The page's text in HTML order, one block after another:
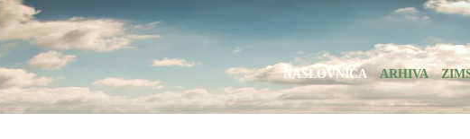
NASLOVNICA ARHIVA